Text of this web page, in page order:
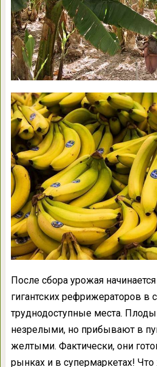
После сбора урожая
гигантских рефрижераторов в
труднодоступные места. Плоды
незрелыми, но прибывают в
желтыми. Фактически, они
рынках и в супермаркетах!